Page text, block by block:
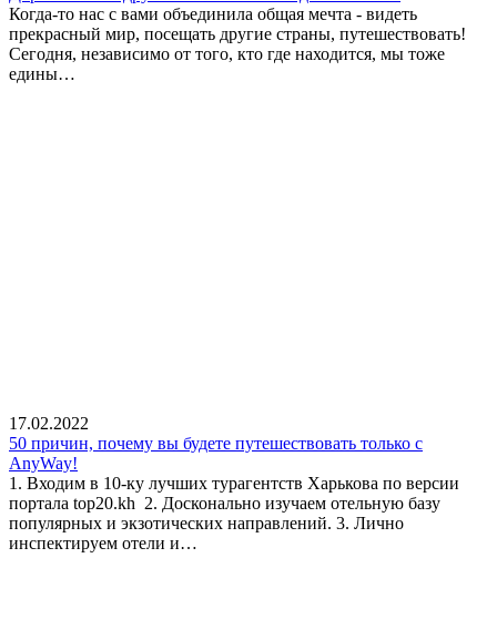
Когда-то нас с вами объединила общая мечта - видеть
прекрасный мир, посещать другие страны, путешествовать!
Сегодня, независимо от того, кто где находится, мы тоже
едины…
17.02.2022
50 причин, почему вы будете путешествовать только с
AnyWay!
1. Входим в 10-ку лучших турагентств Харькова по версии
портала top20.kh 2. Досконально изучаем отельную базу
популярных и экзотических направлений. 3. Лично
инспектируем отели и…